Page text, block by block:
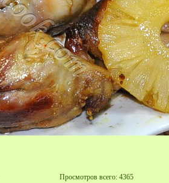
Просмотров всего: 4365